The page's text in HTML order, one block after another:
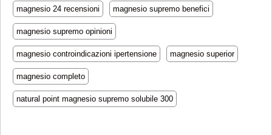
magnesio 24 recensioni magnesio supremo benefici
magnesio supremo opinioni
magnesio controindicazioni ipertensione magnesio superior
magnesio completo
natural point magnesio supremo solubile 300